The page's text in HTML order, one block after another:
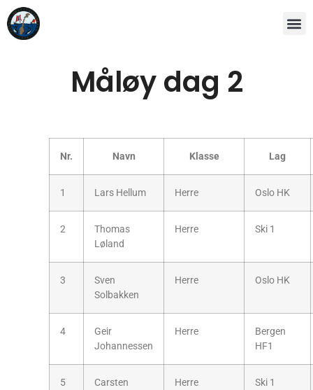
Måløy dag 2
Nr. Navn Klasse Lag
1 Lars Hellum Herre Oslo HK
2
Thomas
Løland
Herre Ski 1
3
Sven
Solbakken
Herre Oslo HK
4
Geir
Johannessen
Herre
Bergen
HF1
5
Carsten
Herre Ski 1